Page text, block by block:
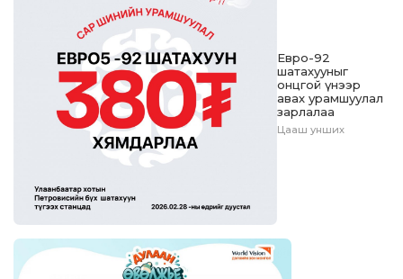
Евро-92
шатахууныг
онцгой үнээр
авах урамшуулал
зарлалаа
Цааш унших